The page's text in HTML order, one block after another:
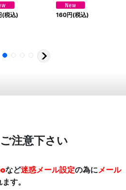
(税込) 160円(税込)
注意下さい
など迷惑メール設定の為に メール
す。